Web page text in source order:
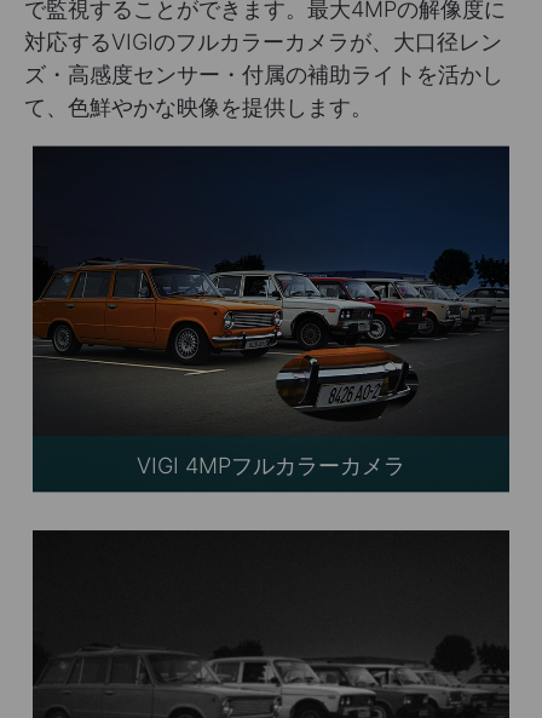
で監視することができます。最大4MPの解像度に
対応するVIGIのフルカラーカメラが、大口径レン
ズ・高感度センサー・付属の補助ライトを活かし
て、色鮮やかな映像を提供します。
VIGI 4MPフルカラーカメラ